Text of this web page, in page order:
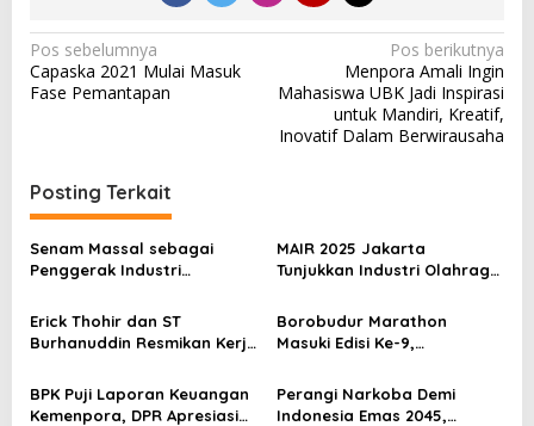
N
a
g
a
s
i
p
o
s
Pos sebelumnya
Capaska 2021 Mulai Masuk
Fase Pemantapan
Pos berikutnya
Menpora Amali Ingin
Mahasiswa UBK Jadi Inspirasi
untuk Mandiri, Kreatif,
Inovatif Dalam Berwirausaha
Posting Terkait
Senam Massal sebagai
Penggerak Industri
2025 untuk Ekonomi
Nasional
MAIR 2025 Jakarta
Tunjukkan Industri Olahraga
Erick Thohir dan ST
Burhanuddin Resmikan Kerja
Program Pemuda dan
Olahraga
Borobudur Marathon
Masuki Edisi Ke-9,
Kolaborasi
BPK Puji Laporan Keuangan
Kemenpora, DPR Apresiasi
Perangi Narkoba Demi
Indonesia Emas 2045,